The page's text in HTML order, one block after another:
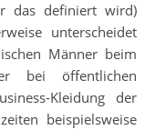
das definiert wird)
unterscheidet
Männer beim
bei öffentlichen
Kleidung der
beispielsweise